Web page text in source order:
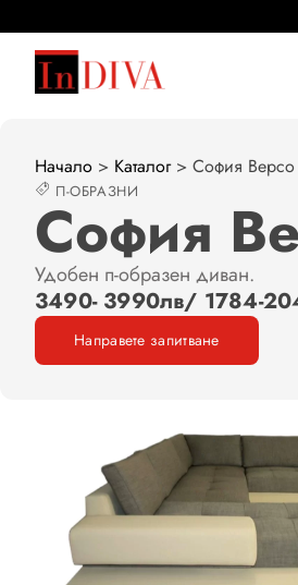
Начало > Каталог> София Версо
П-ОБРАЗНИ
София
Удобен п-образен диван.
3490- 3990лв/ 1784-
Направете запитване